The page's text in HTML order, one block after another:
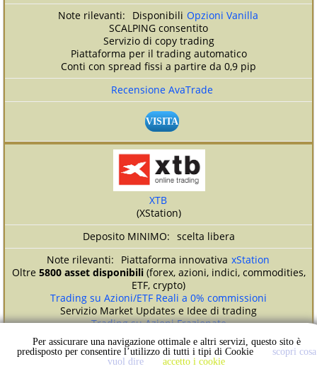
Disponibili Opzioni Vanilla
SCALPING consentito
Servizio di copy trading
Piattaforma per il trading automatico
Conti con spread fissi a partire da 0,9 pip
Recensione AvaTrade
VISITA
XTB
(XStation)
scelta libera
Piattaforma innovativa xStation
Oltre 5800 asset disponibili(forex, azioni, indici, commodities,
ETF, crypto)
Trading su Azioni/ETF Reali a 0% commissioni
Servizio Market Updates e Idee di trading
Trading su Azioni Frazionate
SCALPING consentito
WEBINAR GRATUITI (vedi calendario)
Per assicurare una navigazione ottimale e altri servizi, questo sito è
predisposto per consentire l’utilizzo di tutti i tipi di Cookie
scopri cosa
vuol dire
accetto i cookie